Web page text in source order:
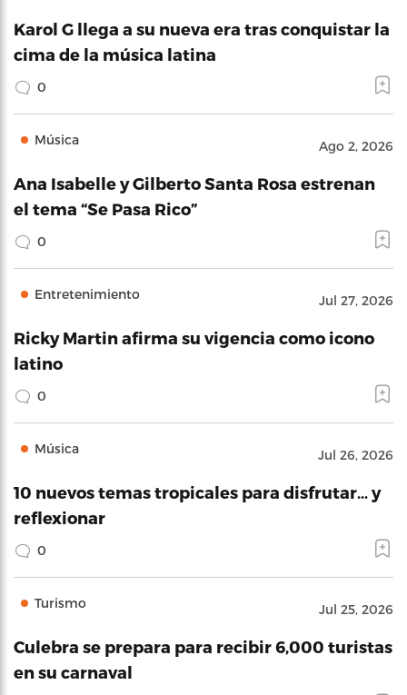
Karol G llega a su nueva era tras conquistar la
cima de la música latina
0
Música Ago 2, 2026
Ana Isabelle y Gilberto Santa Rosa estrenan
el tema “Se Pasa Rico”
0
Entretenimiento Jul 27, 2026
Ricky Martin afirma su vigencia como icono
latino
0
Música Jul 26, 2026
10 nuevos temas tropicales para disfrutar… y
reflexionar
0
Turismo Jul 25, 2026
Culebra se prepara para recibir 6,000 turistas
en su carnaval